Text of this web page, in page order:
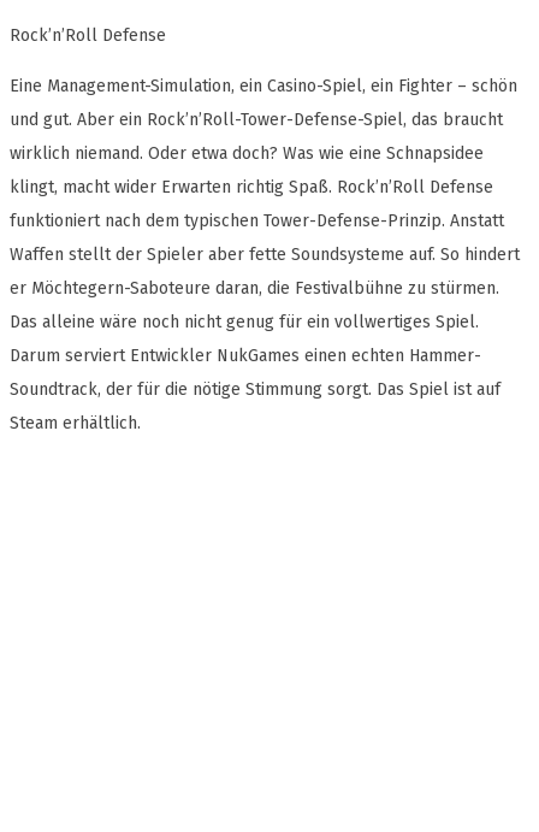
Rock’n’Roll Defense
Eine Management-Simulation, ein Casino-Spiel, ein Fighter – schön
und gut. Aber ein Rock’n’Roll-Tower-Defense-Spiel, das braucht
wirklich niemand. Oder etwa doch? Was wie eine Schnapsidee
klingt, macht wider Erwarten richtig Spaß. Rock’n’Roll Defense
funktioniert nach dem typischen Tower-Defense-Prinzip. Anstatt
Waffen stellt der Spieler aber fette Soundsysteme auf. So hindert
er Möchtegern-Saboteure daran, die Festivalbühne zu stürmen.
Das alleine wäre noch nicht genug für ein vollwertiges Spiel.
Darum serviert Entwickler NukGames einen echten Hammer-
Soundtrack, der für die nötige Stimmung sorgt. Das Spiel ist auf
Steam erhältlich.